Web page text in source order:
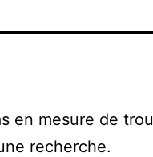
en mesure de
recherche.